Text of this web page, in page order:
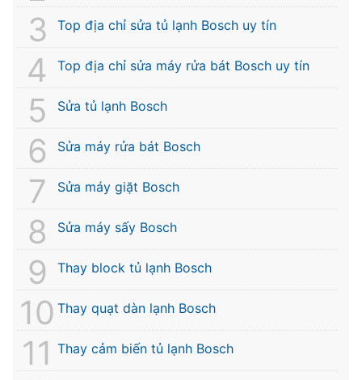
Top địa chỉ sửa tủ lạnh Bosch uy tín
Top địa chỉ sửa máy rửa bát Bosch uy tín
Sửa tủ lạnh Bosch
Sửa máy rửa bát Bosch
Sửa máy giặt Bosch
Sửa máy sấy Bosch
Thay block tủ lạnh Bosch
Thay quạt dàn lạnh Bosch
Thay cảm biến tủ lạnh Bosch